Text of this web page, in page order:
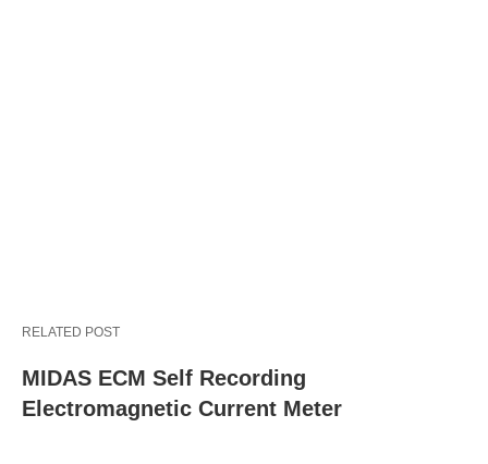
RELATED POST
MIDAS ECM Self Recording
Electromagnetic Current Meter